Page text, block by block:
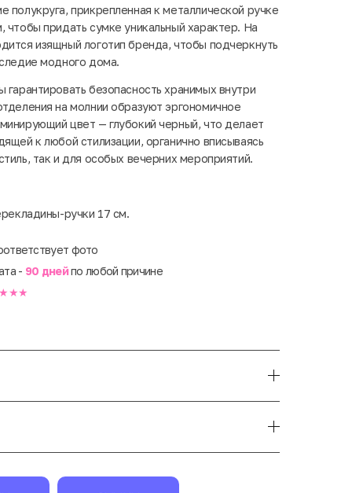
полукруга, прикрепленная к металлической ручке
чтобы придать сумке уникальный характер. На
изящный логотип бренда, чтобы подчеркнуть
модного дома.
безопасность хранимых внутри
на молнии образуют эргономичное
цвет — глубокий черный, что делает
к любой стилизации, органично вписываясь
так и для особых вечерних мероприятий.
ручки 17 см.
фото
- 90 днейпо любой причине